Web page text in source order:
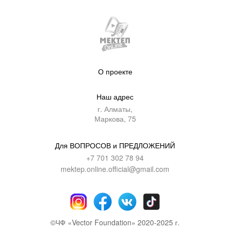
О проекте
Наш адрес
г. Алматы,
Маркова, 75
Для ВОПРОСОВ и ПРЕДЛОЖЕНИЙ
+7 701 302 78 94
mektep.online.official@gmail.com
©ЧФ «Vector Foundation» 2020-2025 г.